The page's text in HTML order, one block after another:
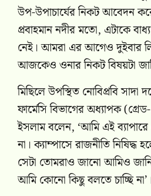
উপ-উপাচার্যের নিকট আবেদন
প্রবাহমান নদীর মতো, এটাকে
নেই। আমরা এর আগেও দুইবার
আজকেও ওনার নিকট বিষয়টা
মিছিলে উপস্থিত নোবিপ্রবি সাদা
ফার্মেসি বিভাগের অধ্যাপক
ইসলাম বলেন, ‘আমি এই
না। ক্যাম্পাসে রাজনীতি নিষিদ্ধ
সেটা তোমরাও জানো আমিও
আমি কোনো কিছু বলতে চাচ্ছি